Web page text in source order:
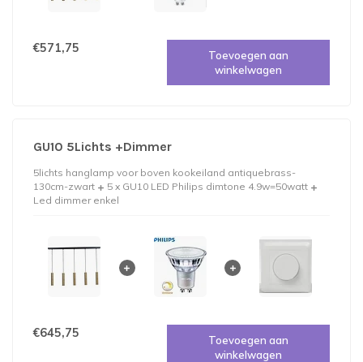
€571,75
Toevoegen aan
winkelwagen
GU10 5Lichts +Dimmer
5lichts hanglamp voor boven kookeiland antiquebrass-
130cm-zwart
5 x GU10 LED Philips dimtone 4.9w=50watt
Led dimmer enkel
€645,75
Toevoegen aan
winkelwagen